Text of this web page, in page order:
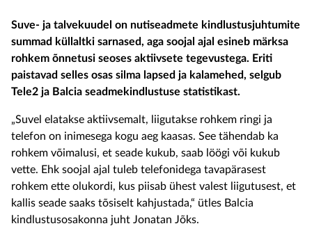
Suve- ja talvekuudel on nutiseadmete kindlustusjuhtumite
summad küllaltki sarnased, aga soojal ajal esineb märksa
rohkem õnnetusi seoses aktiivsete tegevustega. Eriti
paistavad selles osas silma lapsed ja kalamehed, selgub
Tele2 ja Balcia seadmekindlustuse statistikast.
„Suvel elatakse aktiivsemalt, liigutakse rohkem ringi ja
telefon on inimesega kogu aeg kaasas. See tähendab ka
rohkem võimalusi, et seade kukub, saab löögi või kukub
vette. Ehk soojal ajal tuleb telefonidega tavapärasest
rohkem ette olukordi, kus piisab ühest valest liigutusest, et
kallis seade saaks tõsiselt kahjustada,“ ütles Balcia
kindlustusosakonna juht Jonatan Jõks.